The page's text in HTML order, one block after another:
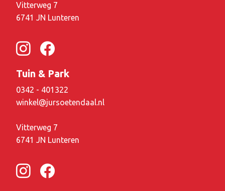
Vitterweg 7
6741 JN Lunteren
Tuin & Park
0342 - 401322
winkel@jursoetendaal.nl
Vitterweg 7
6741 JN Lunteren